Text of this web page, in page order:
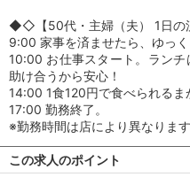
◆◇【50代・主婦（夫） 1日の
9:00 家事を済ませたら、ゆっく
10:00 お仕事スタート。ラン
助け合うから安心！
14:00 1食120円で食べられる
17:00 勤務終了。
※勤務時間は店により異なります
この求人のポイント